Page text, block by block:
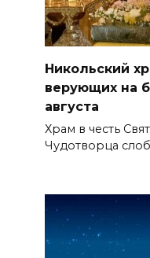
Никольский
верующих на
августа
Храм в честь
Чудотворца